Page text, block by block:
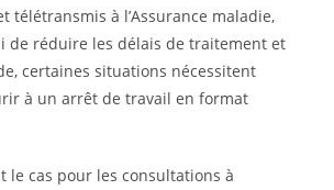
télétransmis à l’Assurance maladie,
de réduire les délais de traitement et
certaines situations nécessitent
à un arrêt de travail en format
le cas pour les consultations à